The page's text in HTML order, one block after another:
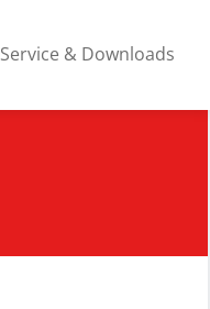
Service & Downloads